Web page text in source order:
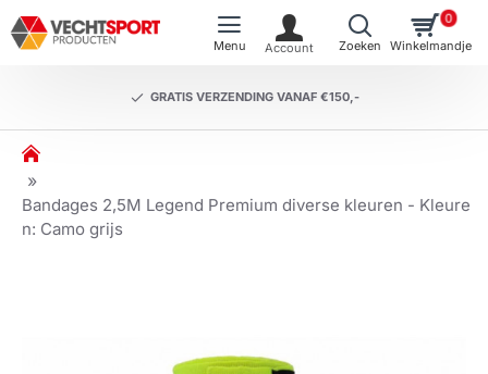
GRATIS VERZENDING VANAF €150,-
0
h
m
e
Bandages 2,5M Legend Premium diverse kleuren - Kleure
n: Camo grijs